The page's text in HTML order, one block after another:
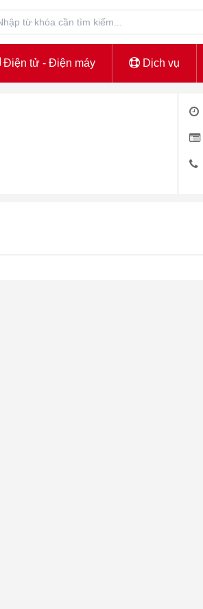
Điện tử - Điện máy Dịch vụ